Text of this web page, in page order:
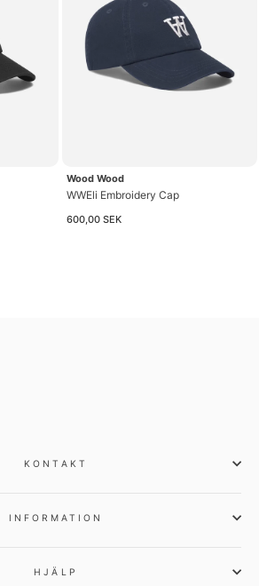
Wood Wood
WWEli Embroidery Cap
600,00 SEK
KONTAKT
INFORMATION
HJÄLP